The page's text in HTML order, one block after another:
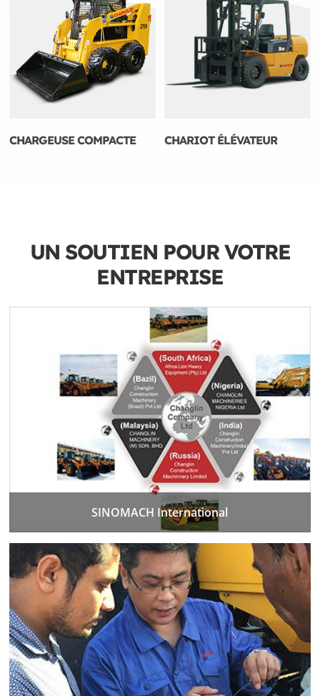
CHARGEUSE COMPACTE CHARIOT ÉLÉVATEUR
UN SOUTIEN POUR VOTRE
ENTREPRISE
SINOMACH International